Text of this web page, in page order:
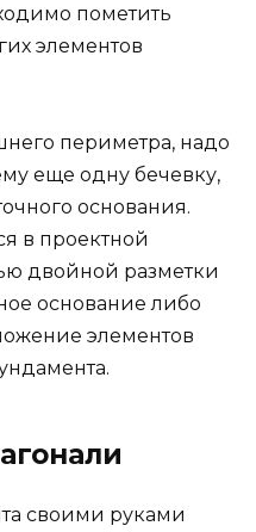
пометить
элементов
периметра, надо
еще одну бечевку,
основания.
в проектной
двойной разметки
основание либо
элементов
своими руками